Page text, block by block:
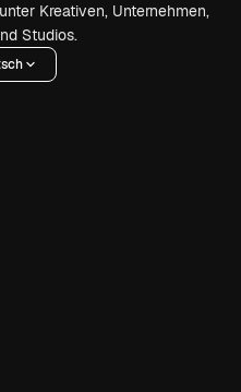
Kreativen, Unternehmen,
Studios.